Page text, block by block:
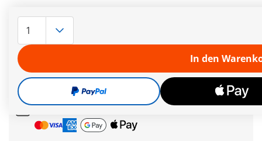
Weitere Informationen
Geschenkab35€Bestellwert
Sichere &Flexible Zahlung
In den